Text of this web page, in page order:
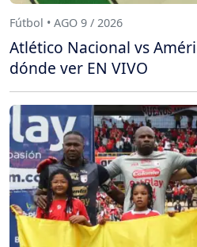
Fútbol • AGO 9 / 2026
Atlético Nacional vs
dónde ver EN VIVO